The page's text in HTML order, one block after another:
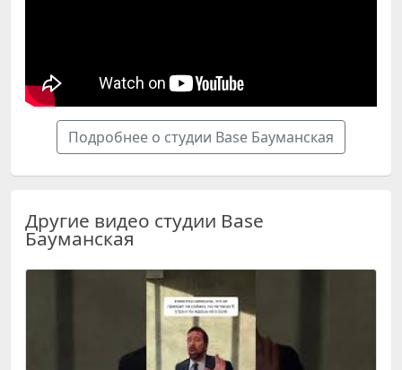
Подробнее о студии Base Бауманская
Другие видео студии Base
Бауманская